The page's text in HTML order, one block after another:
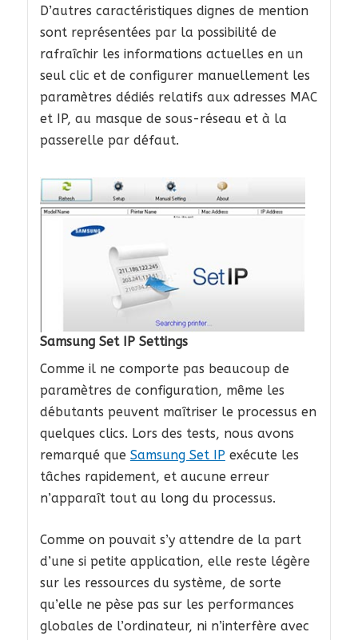
D’autres caractéristiques dignes de mention
sont représentées par la possibilité de
rafraîchir les informations actuelles en un
seul clic et de configurer manuellement les
paramètres dédiés relatifs aux adresses MAC
et IP, au masque de sous-réseau et à la
passerelle par défaut.
Samsung Set IP Settings
Comme il ne comporte pas beaucoup de
paramètres de configuration, même les
débutants peuvent maîtriser le processus en
quelques clics. Lors des tests, nous avons
remarqué que Samsung Set IPexécute les
tâches rapidement, et aucune erreur
n’apparaît tout au long du processus.
Comme on pouvait s’y attendre de la part
d’une si petite application, elle reste légère
sur les ressources du système, de sorte
qu’elle ne pèse pas sur les performances
globales de l’ordinateur, ni n’interfère avec